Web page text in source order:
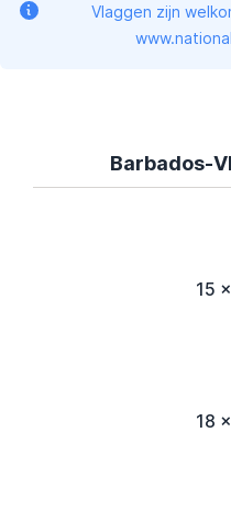
Vlaggen zijn
Barbados-
15
18